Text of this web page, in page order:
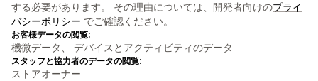
する必要があります。 その理由については、開発者向けのプライ
バシーポリシー でご確認ください。
お客様データの閲覧:
機微データ、 デバイスとアクティビティのデータ
スタッフと協力者のデータの閲覧:
ストアオーナー